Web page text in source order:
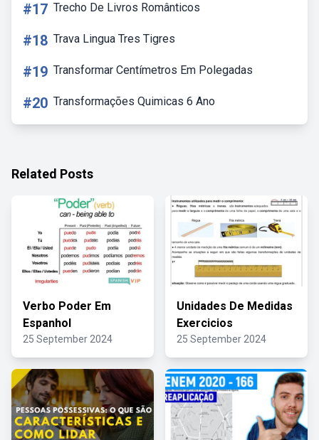
#17 Trecho De Livros Românticos
#18 Trava Lingua Tres Tigres
#19 Transformar Centímetros Em Polegadas
#20 Transformações Quimicas 6 Ano
Related Posts
Verbo Poder Em
Espanhol
25 September 2024
Unidades De Medidas
Exercicios
25 September 2024